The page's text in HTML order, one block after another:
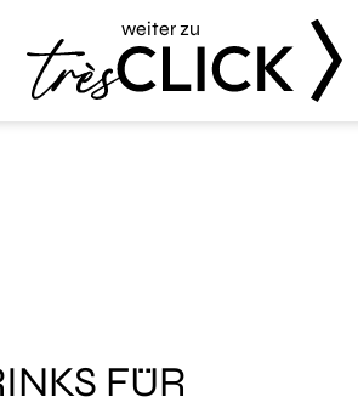
weiter zu
FÜR